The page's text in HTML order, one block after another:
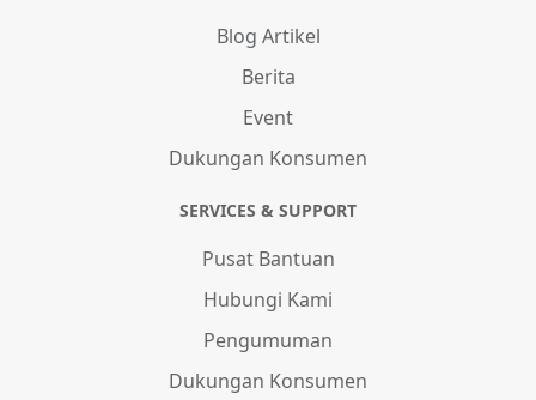
Blog Artikel
Berita
Event
Dukungan Konsumen
SERVICES & SUPPORT
Pusat Bantuan
Hubungi Kami
Pengumuman
Dukungan Konsumen